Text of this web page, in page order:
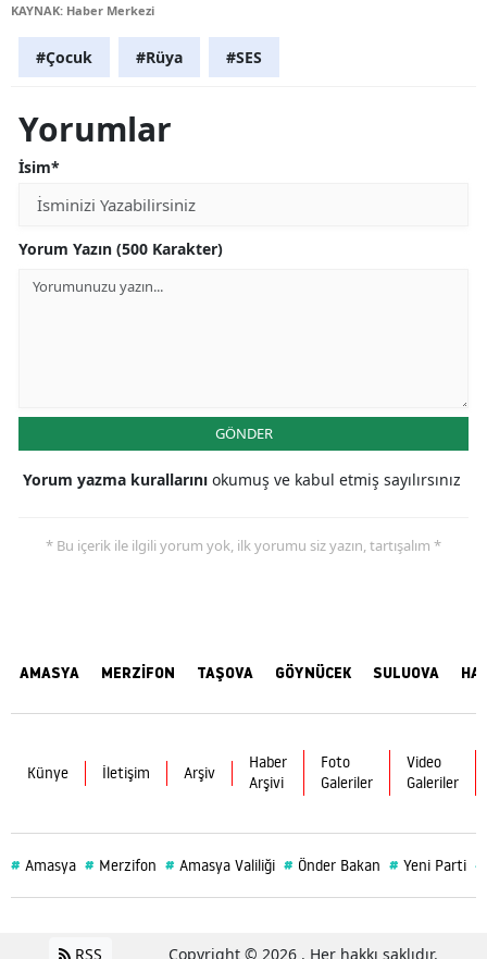
KAYNAK: Haber Merkezi
#Çocuk #Rüya #SES
Yorumlar
İsim*
Yorum Yazın (500 Karakter)
GÖNDER
Yorum yazma kurallarını okumuş ve kabul etmiş sayılırsınız
* Bu içerik ile ilgili yorum yok, ilk yorumu siz yazın, tartışalım *
AMASYA MERZİFON TAŞOVA GÖYNÜCEK SULUOVA
Künye İletişim Arşiv
Haber
Arşivi
Foto
Galeriler
Video
Galeriler
# Amasya # Merzifon # Amasya Valiliği # Önder Bakan # Yeni Parti #
RSS Copyright © 2026 . Her hakkı saklıdır.